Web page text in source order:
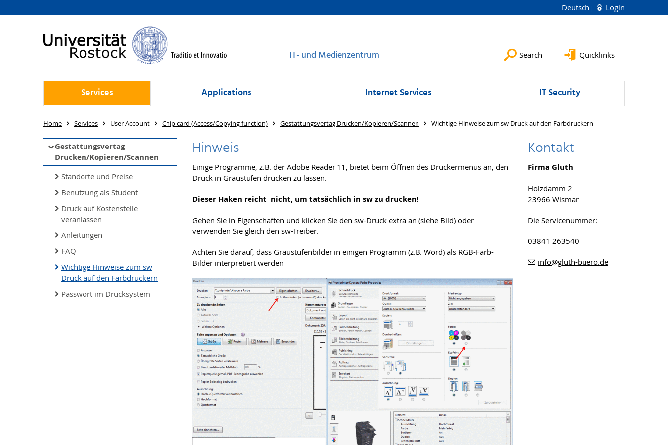
Deutsch Login
IT- und Medienzentrum Search Quicklinks
Services Applications Internet Services IT Security
Home Services User Account Chip card (Access/Copying function) Gestattungsvertag Drucken/Kopieren/Scannen Wichtige Hinweise zum sw Druck auf den Farbdruckern
Gestattungsvertag
Drucken/Kopieren/Scannen
Standorte und Preise
Benutzung als Student
Druck auf Kostenstelle
veranlassen
Anleitungen
FAQ
Wichtige Hinweise zum sw
Druck auf den Farbdruckern
Passwort im Drucksystem
Hinweis
Einige Programme, z.B. der Adobe Reader 11, bietet beim Öffnen des Druckermenüs an, den
Druck in Graustufen drucken zu lassen.
Dieser Haken reicht nicht, um tatsächlich in sw zu drucken!
Gehen Sie in Eigenschaften und klicken Sie den sw-Druck extra an (siehe Bild) oder
verwenden Sie gleich den sw-Treiber.
Achten Sie darauf, dass Graustufenbilder in einigen Programm (z.B. Word) als RGB-Farb-
Bilder interpretiert werden
Kontakt
Firma Gluth
Holzdamm 2
23966 Wismar
Die Servicenummer:
03841 263540
info@gluth-buero.de